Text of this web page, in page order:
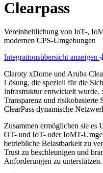
Clearpass
Vereinheitlichung von IoT-,
modernen CPS-Umgebungen
Integrationsübersicht anzeigen
Claroty xDome und Aruba
Lösung, die speziell für die
Infrastruktur entwickelt wurde.
Transparenz und risikobasierte
ClearPass dynamische
Zusammen ermöglichen sie es
OT- und IoT- oder IoMT-
betriebliche Belastbarkeit zu
Trust zu beschleunigen und
Anforderungen zu unterstützen.